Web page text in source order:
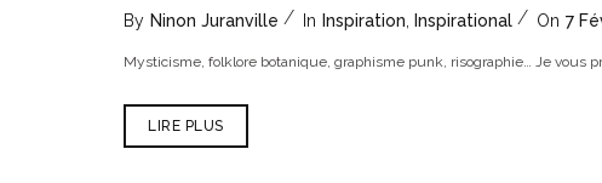
By Ninon Juranville In Inspiration Inspirational On 7
Mysticisme, folklore botanique, graphisme punk, risographie… Je vous
LIRE PLUS